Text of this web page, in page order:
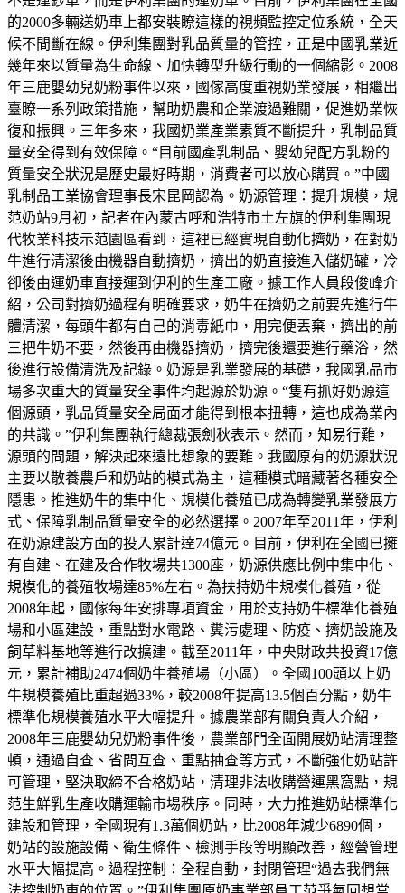
的2000多輛送奶車上都安裝瞭這樣的視頻監控定位系統，全天
候不間斷在線。伊利集團對乳品質量的管控，正是中國乳業近
幾年來以質量為生命線、加快轉型升級行動的一個縮影。2008
年三鹿嬰幼兒奶粉事件以來，國傢高度重視奶業發展，相繼出
臺瞭一系列政策措施，幫助奶農和企業渡過難關，促進奶業恢
復和振興。三年多來，我國奶業產業素質不斷提升，乳制品質
量安全得到有效保障。“目前國產乳制品、嬰幼兒配方乳粉的
質量安全狀況是歷史最好時期，消費者可以放心購買。”中國
乳制品工業協會理事長宋昆岡認為。奶源管理：提升規模，規
范奶站9月初，記者在內蒙古呼和浩特市土左旗的伊利集團現
代牧業科技示范園區看到，這裡已經實現自動化擠奶，在對奶
牛進行清潔後由機器自動擠奶，擠出的奶直接進入儲奶罐，冷
卻後由運奶車直接運到伊利的生產工廠。據工作人員段俊峰介
紹，公司對擠奶過程有明確要求，奶牛在擠奶之前要先進行牛
體清潔，每頭牛都有自己的消毒紙巾，用完便丟棄，擠出的前
三把牛奶不要，然後再由機器擠奶，擠完後還要進行藥浴，然
後進行設備清洗及記錄。奶源是乳業發展的基礎，我國乳品市
場多次重大的質量安全事件均起源於奶源。“隻有抓好奶源這
個源頭，乳品質量安全局面才能得到根本扭轉，這也成為業內
的共識。”伊利集團執行總裁張劍秋表示。然而，知易行難，
源頭的問題，解決起來遠比想象的要難。我國原有的奶源狀況
主要以散養農戶和奶站的模式為主，這種模式暗藏著各種安全
隱患。推進奶牛的集中化、規模化養殖已成為轉變乳業發展方
式、保障乳制品質量安全的必然選擇。2007年至2011年，伊利
在奶源建設方面的投入累計達74億元。目前，伊利在全國已擁
有自建、在建及合作牧場共1300座，奶源供應比例中集中化、
規模化的養殖牧場達85%左右。為扶持奶牛規模化養殖，從
2008年起，國傢每年安排專項資金，用於支持奶牛標準化養殖
場和小區建設，重點對水電路、糞污處理、防疫、擠奶設施及
飼草料基地等進行改擴建。截至2011年，中央財政共投資17億
元，累計補助2474個奶牛養殖場（小區）。全國100頭以上奶
牛規模養殖比重超過33%，較2008年提高13.5個百分點，奶牛
標準化規模養殖水平大幅提升。據農業部有關負責人介紹，
2008年三鹿嬰幼兒奶粉事件後，農業部門全面開展奶站清理整
頓，通過自查、省間互查、重點抽查等方式，不斷強化奶站許
可管理，堅決取締不合格奶站，清理非法收購營運黑窩點，規
范生鮮乳生產收購運輸市場秩序。同時，大力推進奶站標準化
建設和管理，全國現有1.3萬個奶站，比2008年減少6890個，
奶站的設施設備、衛生條件、檢測手段等明顯改善，經營管理
水平大幅提高。過程控制：全程自動，封閉管理“過去我們無